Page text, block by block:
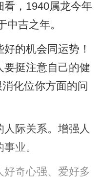
，1940属龙今年
中吉之年。
的机会同运势！
要挺注意自己的健
化位你方面的问
人际关系。增强人
业。
奇心强、爱好多